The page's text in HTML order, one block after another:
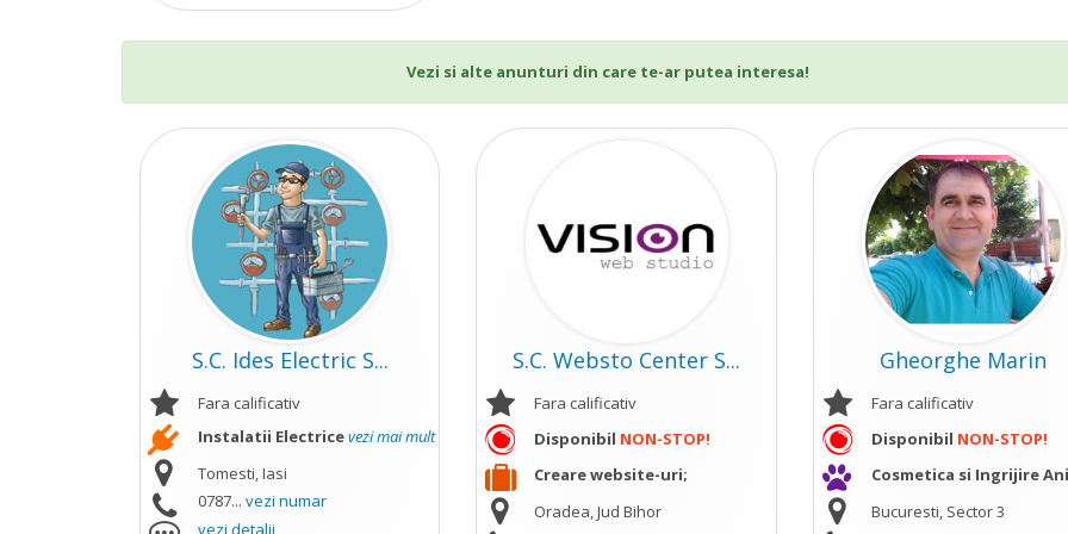
Vezi si alte anunturi din care te-ar putea interesa!
S.C. Ides Electric S...
Fara calificativ
Instalatii Electricevezi mai mult
Tomesti, Iasi
0787... vezi numar
vezi detalii
S.C. Websto Center S...
Fara calificativ
Disponibil NON-STOP!
Creare website-uri;
Oradea, Jud Bihor
Gheorghe Marin
Fara calificativ
Disponibil NON-STOP!
Cosmetica si Ingrijire
Bucuresti, Sector 3